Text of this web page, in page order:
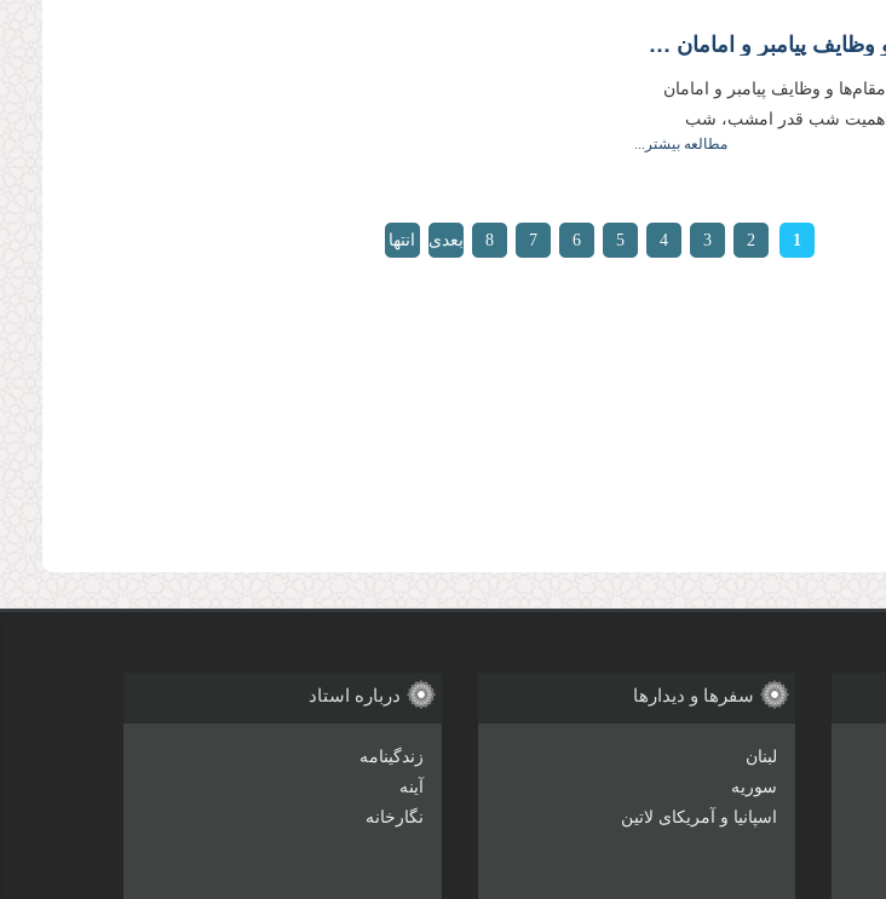
جلسه اول: جستارى در مقام‌‌ها و وظایف پیامبر و امامان معصوم(صلوات اللّه علیهم اجمعین)
مقام‌‌ها و وظایف پیامبر و امامان
شب قدر امشب، شب
مطالعه بیشتر...
1
2
3
4
5
6
7
8
بعدی
انتها
سفرها و دیدارها
لبنان
سوریه
اسپانیا و آمریکای لاتین
درباره استاد
زندگینامه
آینه
نگارخانه